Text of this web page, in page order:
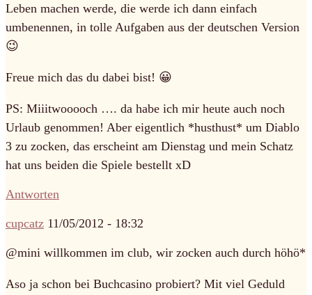
Leben machen werde, die werde ich dann einfach
umbenennen, in tolle Aufgaben aus der deutschen Version
😉
Freue mich das du dabei bist! 😀
PS: Miiitwooooch …. da habe ich mir heute auch noch
Urlaub genommen! Aber eigentlich *husthust* um Diablo
3 zu zocken, das erscheint am Dienstag und mein Schatz
hat uns beiden die Spiele bestellt xD
Antworten
cupcatz 11/05/2012 - 18:32
@mini willkommen im club, wir zocken auch durch höhö*
Aso ja schon bei Buchcasino probiert? Mit viel Geduld